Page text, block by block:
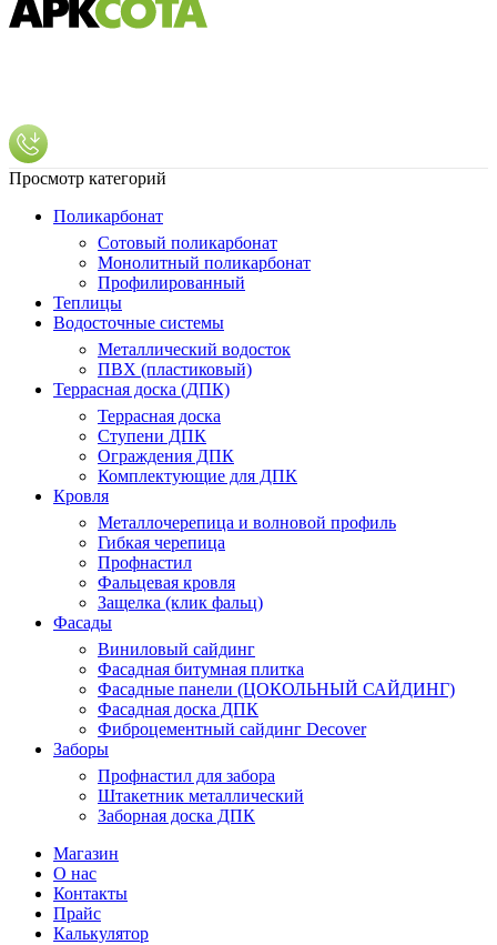
Просмотр категорий
Поликарбонат
Сотовый поликарбонат
Монолитный поликарбонат
Профилированный
Теплицы
Водосточные системы
Металлический водосток
ПВХ (пластиковый)
Террасная доска (ДПК)
Террасная доска
Ступени ДПК
Ограждения ДПК
Комплектующие для ДПК
Кровля
Металлочерепица и волновой профиль
Гибкая черепица
Профнастил
Фальцевая кровля
Защелка (клик фальц)
Фасады
Виниловый сайдинг
Фасадная битумная плитка
Фасадные панели (ЦОКОЛЬНЫЙ САЙДИНГ)
Фасадная доска ДПК
Фиброцементный сайдинг Decover
Заборы
Профнастил для забора
Штакетник металлический
Заборная доска ДПК
Магазин
О нас
Контакты
Прайс
Калькулятор